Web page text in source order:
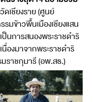
ดเชียงราย (ศูนย์
มข้าวพื้นเมืองเชียงแสน
นการสนองพระราชดำริ
องมาจากพระราชดำริ
ราชกุมารี (อพ.สธ.)